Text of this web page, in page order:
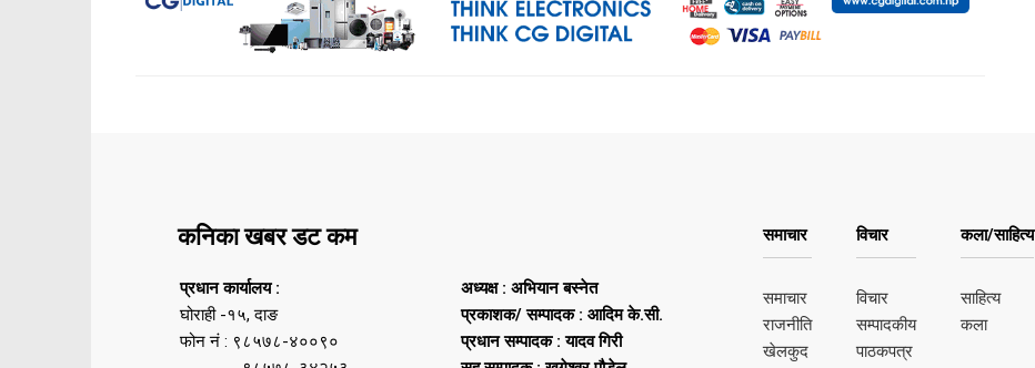
कनिका खबर डट कम
प्रधान कार्यालय :
घोराही -१५, दाङ
फोन नं : ९८५७८-४००९०
अध्यक्ष : अभियान बस्नेत
प्रकाशक/ सम्पादक : आदिम के.सी.
प्रधान सम्पादक : यादव गिरी
समाचार
समाचार
राजनीति
खेलकुद
विचार
विचार
सम्पादकीय
पाठकपत्र
कला/साहित्य
साहित्य
कला